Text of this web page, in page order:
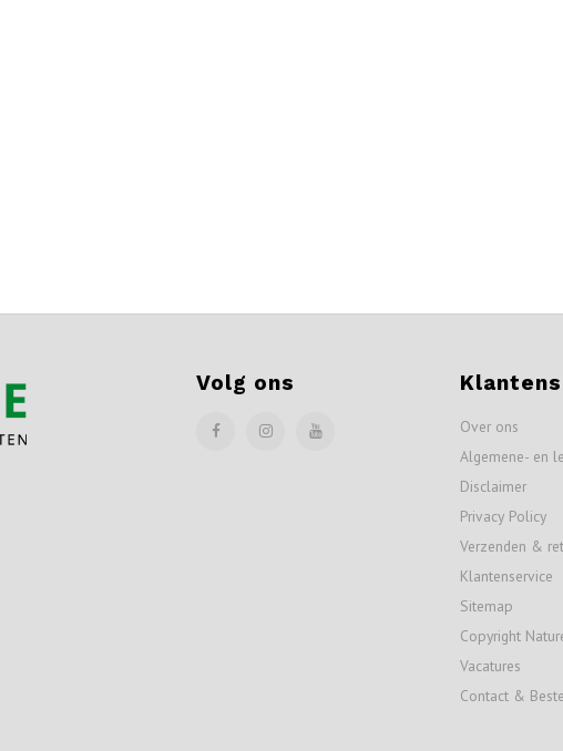
Volg ons
Over ons
Algemene- en
Disclaimer
Privacy Policy
Verzenden &
Klantenservice
Sitemap
Copyright
Vacatures
Contact &